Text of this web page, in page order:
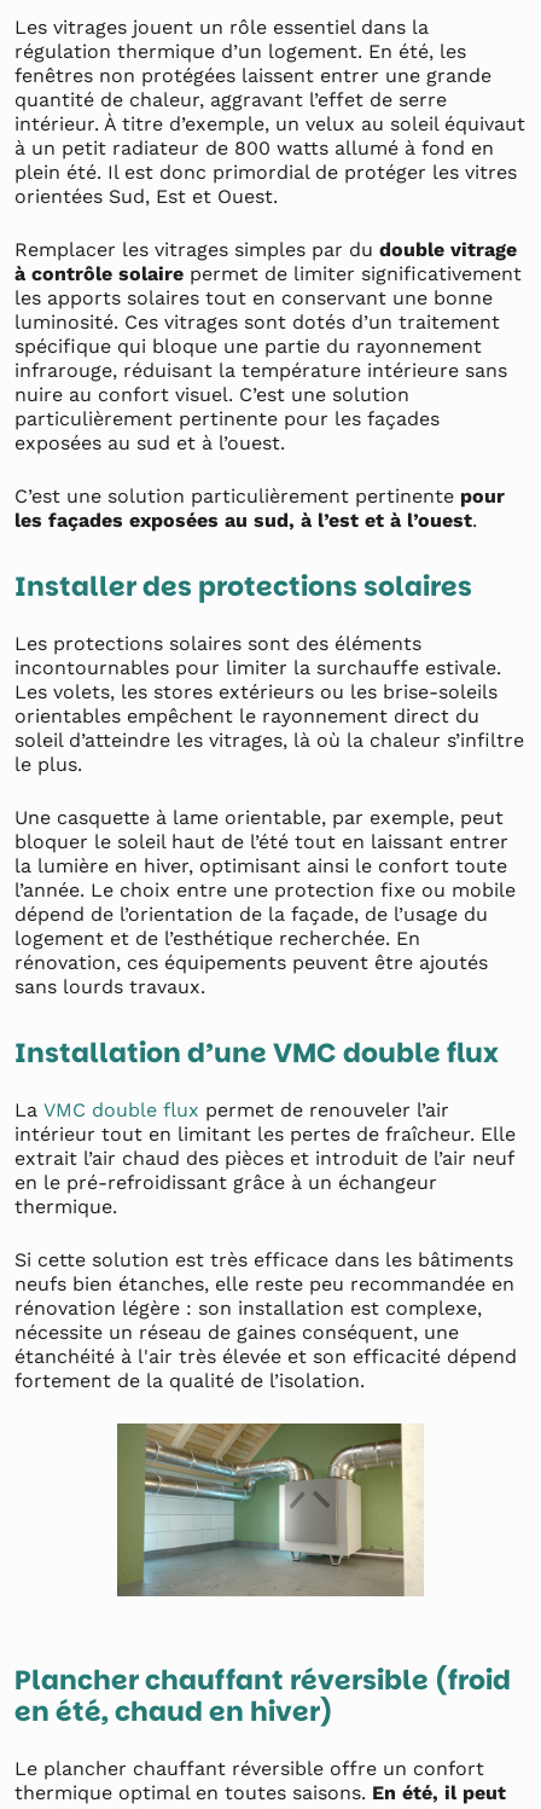
Les vitrages jouent un rôle essentiel dans la
régulation thermique d’un logement. En été, les
fenêtres non protégées laissent entrer une grande
quantité de chaleur, aggravant l’effet de serre
intérieur. À titre d’exemple, un velux au soleil équivaut
à un petit radiateur de 800 watts allumé à fond en
plein été. Il est donc primordial de protéger les vitres
orientées Sud, Est et Ouest.
Remplacer les vitrages simples par du double vitrage
à contrôle solaire permet de limiter significativement
les apports solaires tout en conservant une bonne
luminosité. Ces vitrages sont dotés d’un traitement
spécifique qui bloque une partie du rayonnement
infrarouge, réduisant la température intérieure sans
nuire au confort visuel. C’est une solution
particulièrement pertinente pour les façades
exposées au sud et à l’ouest.
C’est une solution particulièrement pertinente pour
les façades exposées au sud, à l’est et à l’ouest.
Installer des protections solaires
Les protections solaires sont des éléments
incontournables pour limiter la surchauffe estivale.
Les volets, les stores extérieurs ou les brise-soleils
orientables empêchent le rayonnement direct du
soleil d’atteindre les vitrages, là où la chaleur s’infiltre
le plus.
Une casquette à lame orientable, par exemple, peut
bloquer le soleil haut de l’été tout en laissant entrer
la lumière en hiver, optimisant ainsi le confort toute
l’année. Le choix entre une protection fixe ou mobile
dépend de l’orientation de la façade, de l’usage du
logement et de l’esthétique recherchée. En
rénovation, ces équipements peuvent être ajoutés
sans lourds travaux.
Installation d’une VMC double flux
La VMC double flux permet de renouveler l’air
intérieur tout en limitant les pertes de fraîcheur. Elle
extrait l’air chaud des pièces et introduit de l’air neuf
en le pré-refroidissant grâce à un échangeur
thermique.
Si cette solution est très efficace dans les bâtiments
neufs bien étanches, elle reste peu recommandée en
rénovation légère : son installation est complexe,
nécessite un réseau de gaines conséquent, une
étanchéité à l'air très élevée et son efficacité dépend
fortement de la qualité de l’isolation.
Plancher chauffant réversible (froid
en été, chaud en hiver)
Le plancher chauffant réversible offre un confort
thermique optimal en toutes saisons. En été, il peut